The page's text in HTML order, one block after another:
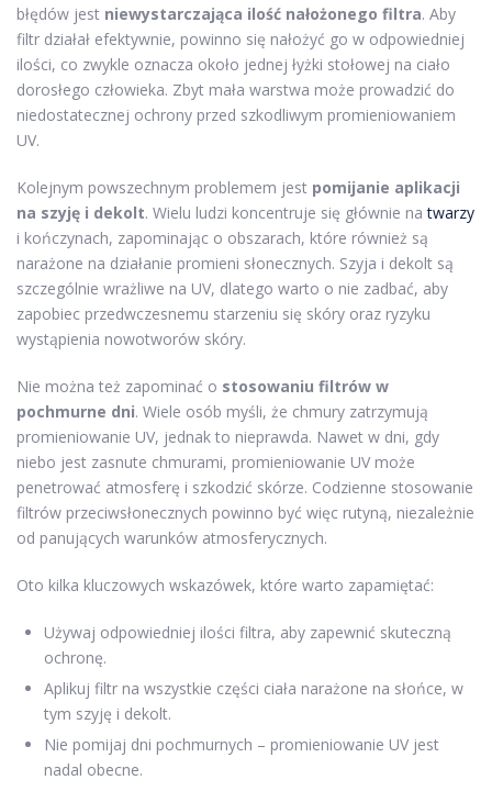
błędów jest niewystarczająca ilość nałożonego filtra. Aby
filtr działał efektywnie, powinno się nałożyć go w odpowiedniej
ilości, co zwykle oznacza około jednej łyżki stołowej na ciało
dorosłego człowieka. Zbyt mała warstwa może prowadzić do
niedostatecznej ochrony przed szkodliwym promieniowaniem
UV.
Kolejnym powszechnym problemem jest pomijanie aplikacji
na szyję i dekolt. Wielu ludzi koncentruje się głównie natwarzy
i kończynach, zapominając o obszarach, które również są
narażone na działanie promieni słonecznych. Szyja i dekolt są
szczególnie wrażliwe na UV, dlatego warto o nie zadbać, aby
zapobiec przedwczesnemu starzeniu się skóry oraz ryzyku
wystąpienia nowotworów skóry.
Nie można też zapominać o stosowaniu filtrów w
pochmurne dni. Wiele osób myśli, że chmury zatrzymują
promieniowanie UV, jednak to nieprawda. Nawet w dni, gdy
niebo jest zasnute chmurami, promieniowanie UV może
penetrować atmosferę i szkodzić skórze. Codzienne stosowanie
filtrów przeciwsłonecznych powinno być więc rutyną, niezależnie
od panujących warunków atmosferycznych.
Oto kilka kluczowych wskazówek, które warto zapamiętać:
Używaj odpowiedniej ilości filtra, aby zapewnić skuteczną
ochronę.
Aplikuj filtr na wszystkie części ciała narażone na słońce, w
tym szyję i dekolt.
Nie pomijaj dni pochmurnych – promieniowanie UV jest
nadal obecne.